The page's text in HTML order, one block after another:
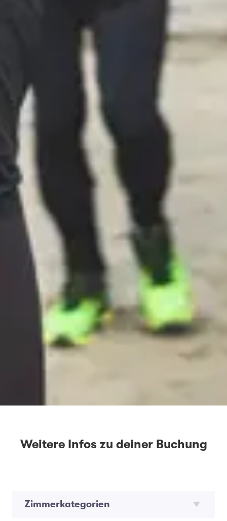
Weitere Infos zu deiner Buchung
Zimmerkategorien